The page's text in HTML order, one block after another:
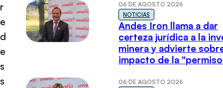
r
e
d
e
s
s
06 DE AGOSTO 2026
NOTICIAS
Andes Iron llama a dar
certeza jurídica a la
minera y advierte
impacto de la
06 DE AGOSTO 2026